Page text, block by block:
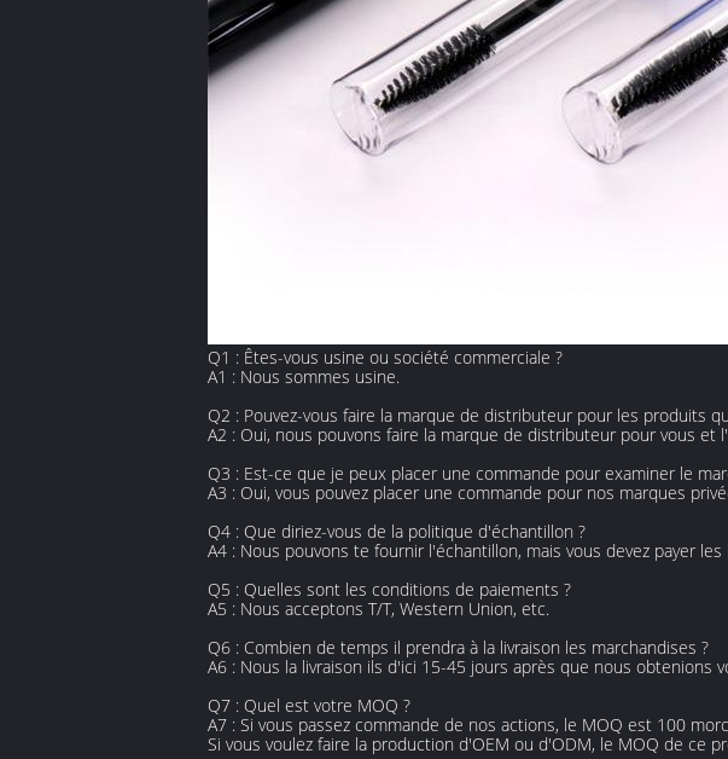
Q1 : Êtes-vous usine ou société commerciale ?
A1 : Nous sommes usine.
Q2 : Pouvez-vous faire la marque de distributeur pour les produits
A2 : Oui, nous pouvons faire la marque de distributeur pour vous et
Q3 : Est-ce que je peux placer une commande pour examiner le
A3 : Oui, vous pouvez placer une commande pour nos marques
Q4 : Que diriez-vous de la politique d'échantillon ?
A4 : Nous pouvons te fournir l'échantillon, mais vous devez payer
Q5 : Quelles sont les conditions de paiements ?
A5 : Nous acceptons T/T, Western Union, etc.
Q6 : Combien de temps il prendra à la livraison les marchandises ?
A6 : Nous la livraison ils d'ici 15-45 jours après que nous obtenions
Q7 : Quel est votre MOQ ?
A7 : Si vous passez commande de nos actions, le MOQ est 100
Si vous voulez faire la production d'OEM ou d'ODM, le MOQ de ce